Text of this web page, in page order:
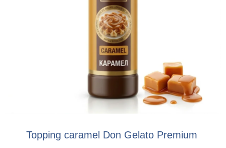
Topping caramel Don Gelato Premium